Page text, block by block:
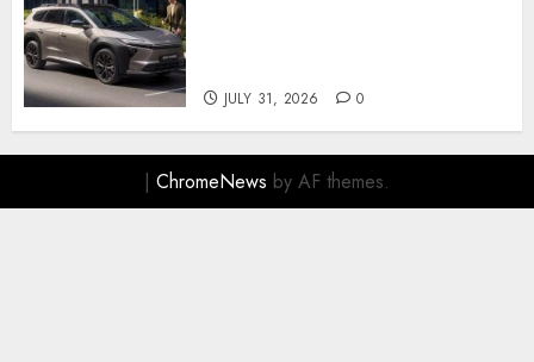
JULY 31, 2026 0
| ChromeNews by AF themes.